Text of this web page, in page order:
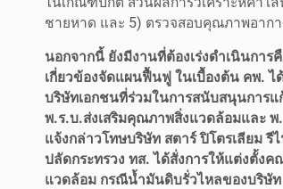
ชายหาด และ 5) ตรวจสอบคุณภาพอาก
นอกจากนี้ ยังมีงานที่ต้องเร่งดำเนินกา
เกี่ยวข้องจัดแผนฟื้นฟู ในเบื้องต้น คพ.
บริษัทเอกชนที่ร่วมในการสนับสนุนการ
พ.ร.บ.ส่งเสริมคุณภาพสิ่งแวดล้อมและ พ.
แจ้งกล่าวโทษบริษัท สตาร์ ปิโตรเลียม
ปลัดกระทรวง ทส. ได้สั่งการให้แต่งตั้ง
แวดล้อม กรณีน้ำมันดิบรั่วไหลของบริษัท